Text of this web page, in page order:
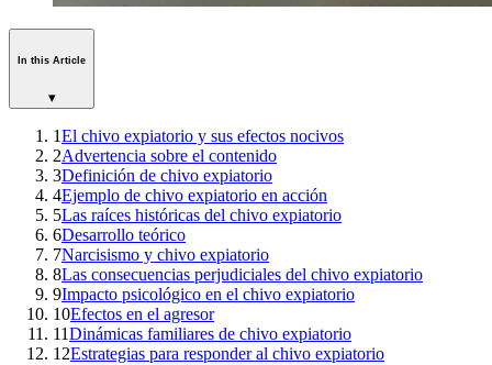
In this Article
▾
1El chivo expiatorio y sus efectos nocivos
2Advertencia sobre el contenido
3Definición de chivo expiatorio
4Ejemplo de chivo expiatorio en acción
5Las raíces históricas del chivo expiatorio
6Desarrollo teórico
7Narcisismo y chivo expiatorio
8Las consecuencias perjudiciales del chivo expiatorio
9Impacto psicológico en el chivo expiatorio
10Efectos en el agresor
11Dinámicas familiares de chivo expiatorio
12Estrategias para responder al chivo expiatorio